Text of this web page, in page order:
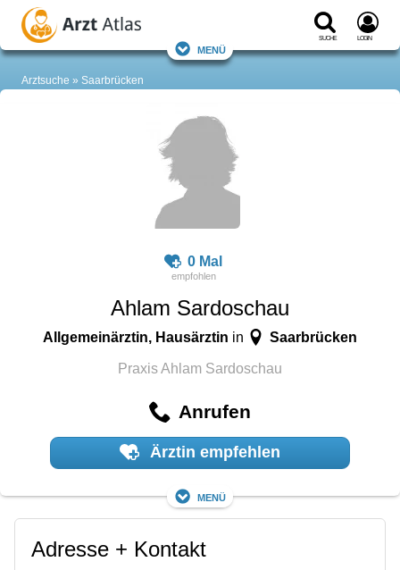
Suche Login
Menü
Arztsuche Saarbrücken
0 Mal
Ahlam Sardoschau
Allgemeinärztin, Hausärztin in Saarbrücken
Praxis Ahlam Sardoschau
Anrufen
Ärztin empfehlen
Menü
Adresse + Kontakt